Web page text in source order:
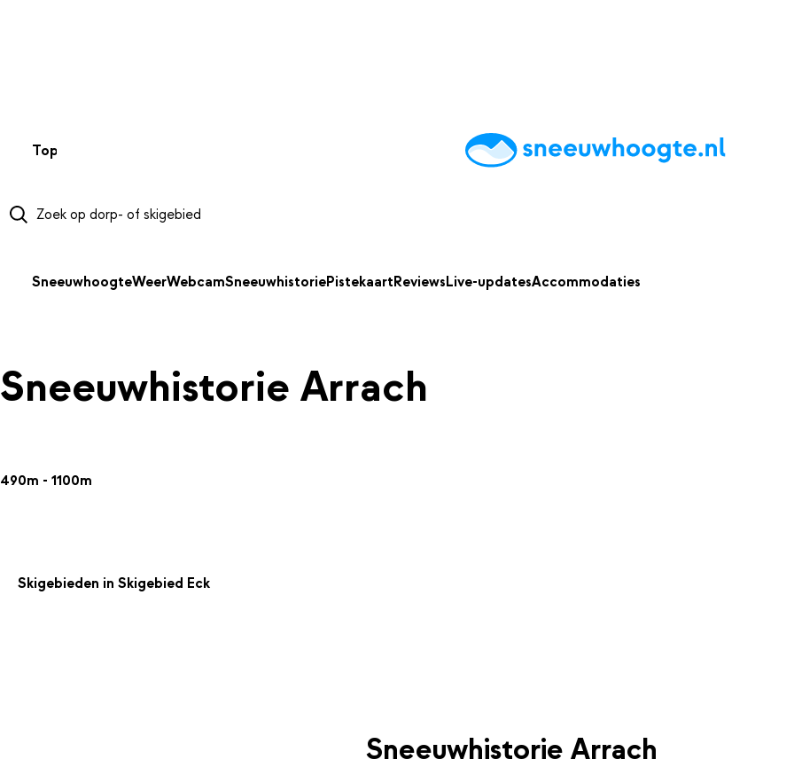
Top 50 AccommodatiesTipsReviewsLive updatesApp
SneeuwhoogteWeerWebcamSneeuwhistoriePistekaartReviewsLive-updatesAccommodaties
Sneeuwhistorie Arrach
490m - 1100m
Skigebieden in Skigebied Eck
Sneeuwhistorie Arrach